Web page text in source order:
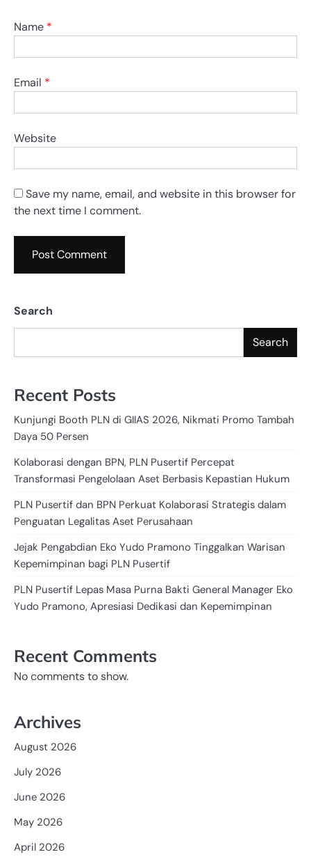
Name *
Email *
Website
Save my name, email, and website in this browser for
the next time I comment.
Search
Search
Recent Posts
Kunjungi Booth PLN di GIIAS 2026, Nikmati Promo Tambah
Daya 50 Persen
Kolaborasi dengan BPN, PLN Pusertif Percepat
Transformasi Pengelolaan Aset Berbasis Kepastian Hukum
PLN Pusertif dan BPN Perkuat Kolaborasi Strategis dalam
Penguatan Legalitas Aset Perusahaan
Jejak Pengabdian Eko Yudo Pramono Tinggalkan Warisan
Kepemimpinan bagi PLN Pusertif
PLN Pusertif Lepas Masa Purna Bakti General Manager Eko
Yudo Pramono, Apresiasi Dedikasi dan Kepemimpinan
Recent Comments
No comments to show.
Archives
August 2026
July 2026
June 2026
May 2026
April 2026